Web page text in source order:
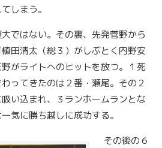
しまう。
ではない。その裏、先発菅野から
田清太（総３）がしぶとく内野安
がライトへのヒットを放つ。１死
ってきたのは２番・瀬尾。その２
い込まれ、３ランホームランとな
気に勝ち越しに成功する。
その後の６